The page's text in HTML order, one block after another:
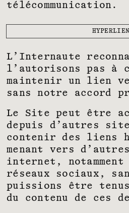
télécommunication.
L’Internaute
l’autorisons pas à
maintenir un lien
sans notre accord
Le Site peut être
depuis d’autres
contenir des liens
menant vers
internet,
réseaux sociaux,
puissions être
du contenu de ces